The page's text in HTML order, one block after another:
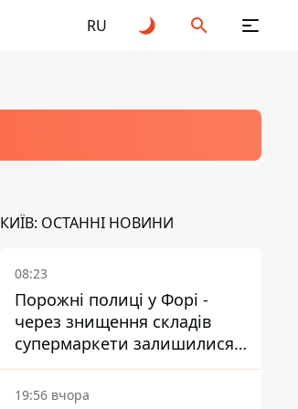
RU
КИЇВ: ОСТАННІ НОВИНИ
08:23
Порожні полиці у Форі -
через знищення складів
супермаркети залишилися
без асортименту
19:56 вчора